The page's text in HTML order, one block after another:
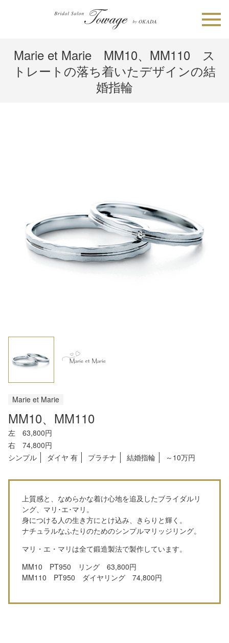
Marie et Marie MM10、MM110 ス
トレートの落ち着いたデザインの結
婚指輪
Marie et Marie
MM10、MM110
左 63,800円
右 74,800円
シンプル
ダイヤ 有 プラチナ 結婚指輪 ～10万円
上質感と、なめらかな着け心地を追及したブライダルリ
ング、マリ･エ･マリ。
身につける人の生き方にとけ込み、きらりと輝く。
ナチュラルなふたりのためのシンプルマリッジリング。
マリ・エ・マリは全て鍛造製法で製作しています。
MM10 PT950 リング 63,800円
MM110 PT950 ダイヤリング 74,800円